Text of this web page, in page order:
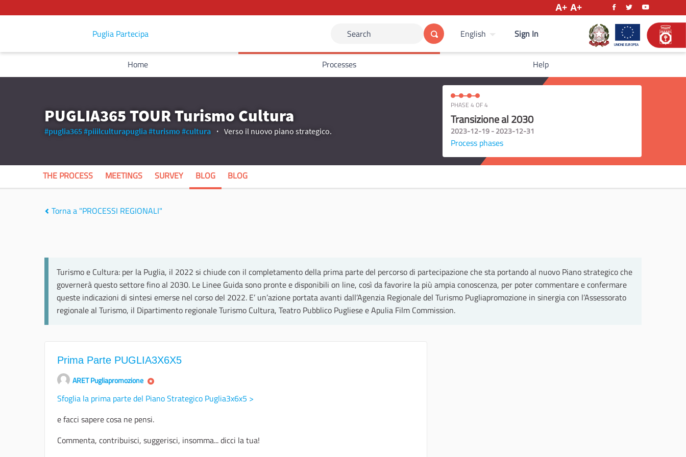
Puglia Partecipa Search English Sign In
Home Processes Help
PUGLIA365 TOUR Turismo Cultura
#puglia365#piiilculturapuglia#turismo #cultura Verso il nuovo piano strategico.
PHASE 4 OF 4
Transizione al 2030
2023-12-19 - 2023-12-31
Process phases
THE PROCESS MEETINGS SURVEY BLOG BLOG
Torna a "PROCESSI REGIONALI"
Turismo e Cultura: per la Puglia, il 2022 si chiude con il completamento della prima parte del percorso di partecipazione che sta portando al nuovo Piano strategico che
governerà questo settore fino al 2030. Le Linee Guida sono pronte e disponibili on line, così da favorire la più ampia conoscenza, per poter commentare e confermare
queste indicazioni di sintesi emerse nel corso del 2022. E’ un’azione portata avanti dall’Agenzia Regionale del Turismo Pugliapromozione in sinergia con l’Assessorato
regionale al Turismo, il Dipartimento regionale Turismo Cultura, Teatro Pubblico Pugliese e Apulia Film Commission.
Prima Parte PUGLIA3X6X5
ARET Pugliapromozione
Sfoglia la prima parte del Piano Strategico Puglia3x6x5 >
e facci sapere cosa ne pensi.
Commenta, contribuisci, suggerisci, insomma... dicci la tua!